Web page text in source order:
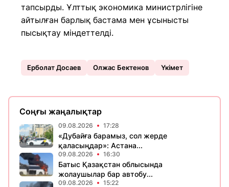
тапсырды. Ұлттық экономика министрлігіне
айтылған барлық бастама мен ұсынысты
пысықтау міндеттелді.
Ерболат Досаев Олжас Бектенов Үкімет
Соңғы жаңалықтар
09.08.2026 17:28
«Дубайға барамыз, сол жерде
қаласыңдар»: Астана...
09.08.2026 16:30
Батыс Қазақстан облысында
жолаушылар бар автобу...
09.08.2026 15:22